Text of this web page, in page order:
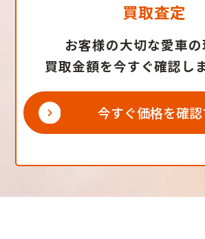
買取査定
お客様の大切な愛車の
買取金額を今すぐ確認し
今すぐ価格を確認